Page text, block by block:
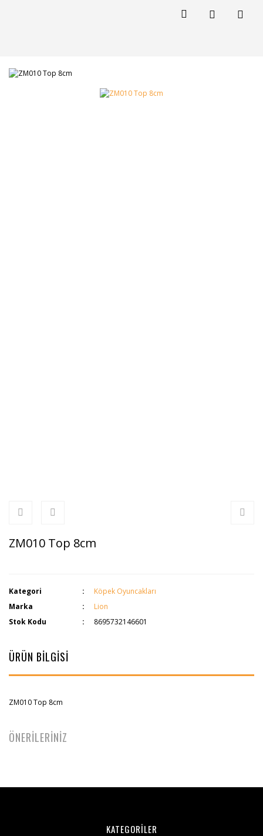
ZM010 Top 8cm
Kategori
Köpek Oyuncakları
Marka
Lion
Stok Kodu
8695732146601
ÜRÜN BİLGİSİ
ZM010 Top 8cm
ÖNERİLERİNİZ
KATEGORİLER